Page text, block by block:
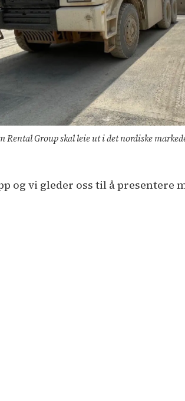
Rental Group skal leie ut i det nordiske
og vi gleder oss til å